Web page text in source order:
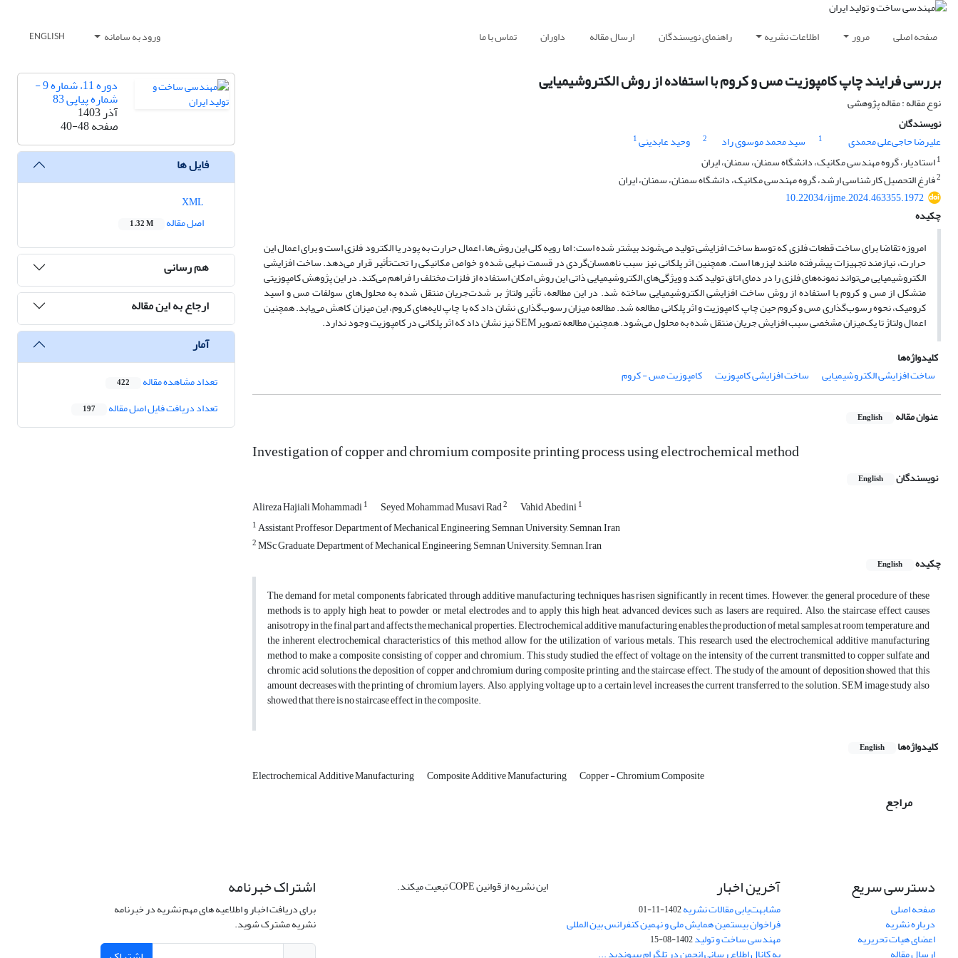
صفحه اصلی مرور اطلاعات نشریه راهنمای نویسندگان ارسال مقاله داوران تماس با ما ورود به سامانه ENGLISH
بررسی فرایند چاپ کامپوزیت مس و کروم با استفاده از روش الکتروشیمیایی
نوع مقاله : مقاله پژوهشی
نویسندگان
علیرضا حاجی‌علی محمدی
1 سید محمد موسوی راد 2 وحید عابدینی1
1استادیار، گروه مهندسی مکانیک، دانشگاه سمنان، سمنان، ایران
2فارغ التحصیل کارشناسی ارشد، گروه مهندسی مکانیک، دانشگاه سمنان، سمنان، ایران
10.22034/ijme.2024.463355.1972
چکیده
امروزه تقاضا برای ساخت قطعات فلزی که توسط ساخت افزایشی تولید می‌شوند بیشتر شده است؛ اما رویه کلی این روش‌ها، اعمال حرارت به پودر یا الکترود فلزی است و برای اعمال این
حرارت، نیازمند تجهیزات پیشرفته مانند لیزرها است. همچنین اثر پلکانی نیز سبب ناهمسان‌گردی در قسمت نهایی شده و خواص مکانیکی را تحت‌تأثیر قرار می‌دهد. ساخت افزایشی
الکتروشیمیایی می‌تواند نمونه‌های فلزی را در دمای اتاق تولید ‌کند و ویژگی‌های الکتروشیمیایی ذاتی این روش امکان استفاده از فلزات مختلف را فراهم می‌کند. در این پژوهش کامپوزیتی
متشکل از مس و کروم با استفاده از روش ساخت افزایشی الکتروشیمیایی ساخته شد. در این مطالعه، تأثیر ولتاژ بر شدت‌جریان منتقل شده به محلول‌های سولفات مس و اسید
کرومیک، نحوه رسوب‌گذاری مس و کروم حین چاپ کامپوزیت و اثر پلکانی مطالعه شد. مطالعه میزان رسوب‌گذاری نشان داد که با چاپ لایه‌های کروم، این میزان کاهش می‌یابد. همچنین
اعمال ولتاژ تا یک‌میزان مشخصی سبب افزایش جریان منتقل شده به محلول می‌شود. همچنین مطالعه تصویر SEM نیز نشان داد که اثر پلکانی در کامپوزیت وجود ندارد.
کلیدواژه‌ها
ساخت افزایشی الکتروشیمیایی
ساخت افزایشی کامپوزیت کامپوزیت مس - کروم
عنوان مقاله English
Investigation of copper and chromium composite printing process using electrochemical method
نویسندگان English
Alireza Hajiali Mohammadi1 Seyed Mohammad Musavi Rad2 Vahid Abedini1
1Assistant Proffesor, Department of Mechanical Engineering, Semnan University, Semnan, Iran
2MSc Graduate, Department of Mechanical Engineering, Semnan University, Semnan, Iran
چکیده
English
The demand for metal components fabricated through additive manufacturing techniques has risen significantly in recent times. However, the general procedure of these
methods is to apply high heat to powder or metal electrodes and to apply this high heat, advanced devices such as lasers are required. Also, the staircase effect causes
anisotropy in the final part and affects the mechanical properties. Electrochemical additive manufacturing enables the production of metal samples at room temperature, and
the inherent electrochemical characteristics of this method allow for the utilization of various metals. This research used the electrochemical additive manufacturing
method to make a composite consisting of copper and chromium. This study studied the effect of voltage on the intensity of the current transmitted to copper sulfate and
chromic acid solutions, the deposition of copper and chromium during composite printing, and the staircase effect. The study of the amount of deposition showed that this
amount decreases with the printing of chromium layers. Also, applying voltage up to a certain level increases the current transferred to the solution. SEM image study also
showed that there is no staircase effect in the composite.
کلیدواژه‌ها English
Electrochemical Additive Manufacturing Composite Additive Manufacturing Copper - Chromium Composite
مراجع
دوره 11، شماره 9 -
شماره پیاپی 83
آذر 1403
صفحه40-48
فایل ها
اصل مقاله
1.32 M
هم رسانی
ارجاع به این مقاله
آمار
تعداد مشاهده مقاله 422
تعداد دریافت فایل اصل مقاله 197
دسترسی سریع
صفحه اصلی
درباره نشریه
اعضای هیات تحریریه
آخرین اخبار
مشابهت‌یابی مقالات نشریه1402-11-01
فراخوان بیستمین همایش ملی و نهمین کنفرانس بین المللی
مهندسی ساخت و تولید1402-08-15
این نشریه از قوانین COPE تبعیت میکند. اشتراک خبرنامه
برای دریافت اخبار و اطلاعیه های مهم نشریه در خبرنامه
نشریه مشترک شوید.